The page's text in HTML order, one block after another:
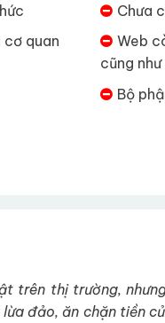
quan
Chưa
Web
cũng
Bộ
trên thị trường,
đảo, ăn chặn tiền